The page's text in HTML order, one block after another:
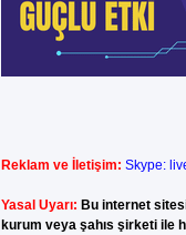
Reklam ve İletişim: Skype:
Yasal Uyarı: Bu internet
kurum veya şahıs şirketi ile